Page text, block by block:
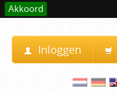
Akkoord
Inloggen